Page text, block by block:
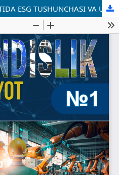
MEHMONXONA SANOATIDA ESG TUSHUNCHASI VA UNING AHAMIYATI